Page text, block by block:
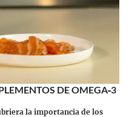
DE OMEGA‑3
la importancia de los